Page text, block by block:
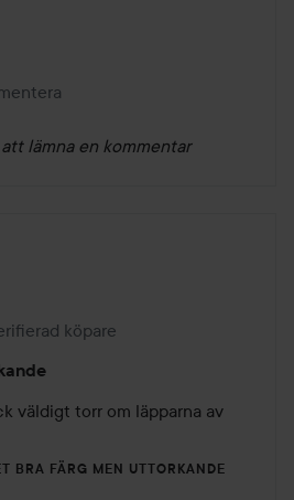
lämna en kommentar
1 år
köpare
väldigt torr om läpparna av
BRA FÄRG MEN UTTORKANDE